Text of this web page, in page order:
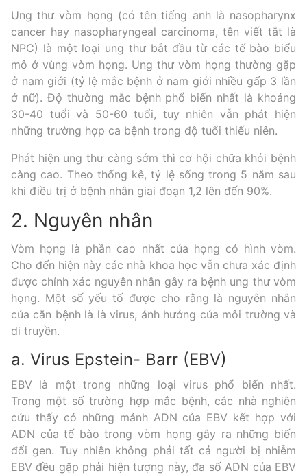
Ung thư vòm họng (có tên tiếng anh là nasopharynx
cancer hay nasopharyngeal carcinoma, tên viết tắt là
NPC) là một loại ung thư bắt đầu từ các tế bào biểu
mô ở vùng vòm họng. Ung thư vòm họng thường gặp
ở nam giới (tỷ lệ mắc bệnh ở nam giới nhiều gấp 3 lần
ở nữ). Độ thường mắc bệnh phổ biến nhất là khoảng
30-40 tuổi và 50-60 tuổi, tuy nhiên vẫn phát hiện
những trường hợp ca bệnh trong độ tuổi thiếu niên.
Phát hiện ung thư càng sớm thì cơ hội chữa khỏi bệnh
càng cao. Theo thống kê, tỷ lệ sống trong 5 năm sau
khi điều trị ở bệnh nhân giai đoạn 1,2 lên đến 90%.
2. Nguyên nhân
Vòm họng là phần cao nhất của họng có hình vòm.
Cho đến hiện này các nhà khoa học vẫn chưa xác định
được chính xác nguyên nhân gây ra bệnh ung thư vòm
họng. Một số yếu tố được cho rằng là nguyên nhân
của căn bệnh là là virus, ảnh hưởng của môi trường và
di truyền.
a. Virus Epstein- Barr (EBV)
EBV là một trong những loại virus phổ biến nhất.
Trong một số trường hợp mắc bệnh, các nhà nghiên
cứu thấy có những mảnh ADN của EBV kết hợp với
ADN của tế bào trong vòm họng gây ra những biến
đổi gen. Tuy nhiên không phải tất cả người bị nhiễm
EBV đều gặp phải hiện tượng này, đa số ADN của EBV